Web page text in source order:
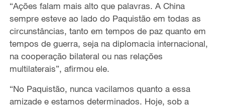
“Ações falam mais alto que palavras. A China
sempre esteve ao lado do Paquistão em todas as
circunstâncias, tanto em tempos de paz quanto em
tempos de guerra, seja na diplomacia internacional,
na cooperação bilateral ou nas relações
multilaterais”, afirmou ele.
“No Paquistão, nunca vacilamos quanto a essa
amizade e estamos determinados. Hoje, sob a